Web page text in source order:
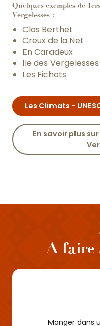
Quelques exemples de
Vergelesses :
Clos Berthet
Creux de la Net
En Caradeux
Ile des Vergelesses
Les Fichots
Les Climats -
En savoir plus
A faire
Manger dans